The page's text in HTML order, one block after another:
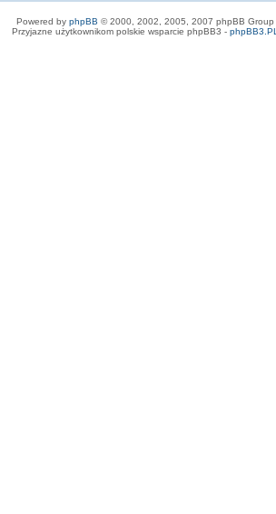
Powered by phpBB © 2000, 2002, 2005, 2007 phpBB Group
Przyjazne użytkownikom polskie wsparcie phpBB3 - phpBB3.PL